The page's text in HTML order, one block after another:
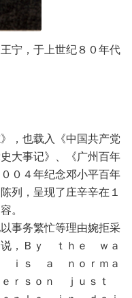
宁，于上世纪８０年代
，也载入《中国共产党
大事记》、《广州百年
０４年纪念邓小平百年
列，呈现了庄辛辛在１
。
事务繁忙等理由婉拒采
说，Ｂｙ ｔｈｅ ｗａ
ｉｓ ａ ｎｏｒｍａ
ｒｓｏｎ ｊｕｓｔ